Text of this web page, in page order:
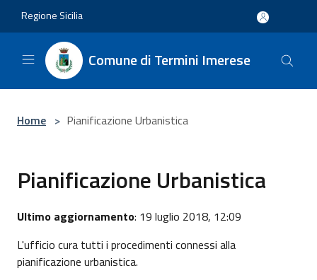
Regione Sicilia
Comune di Termini Imerese
Home > Pianificazione Urbanistica
Pianificazione Urbanistica
Ultimo aggiornamento: 19 luglio 2018, 12:09
L'ufficio cura tutti i procedimenti connessi alla
pianificazione urbanistica.